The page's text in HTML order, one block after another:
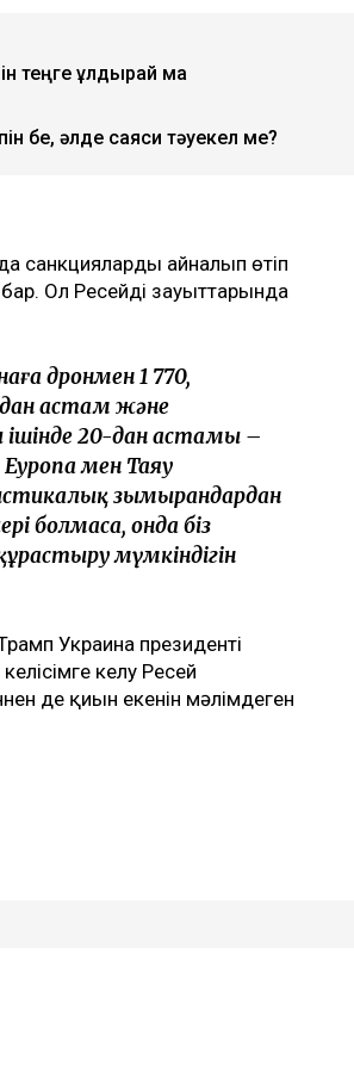
теңге құлдырай ма
бе, әлде саяси тәуекел ме?
санкцияларды айналып өтіп
бар. Ол Ресейді зауыттарында
дронмен 1 770,
астам және
20-дан астамы –
мен Таяу
зымырандардан
болмаса, онда біз
мүмкіндігін
Украина президенті
келу Ресей
де қиын екенін мәлімдеген